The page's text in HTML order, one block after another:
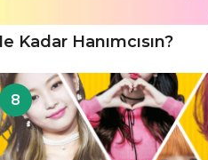
Kadar Hanımcısın?
8